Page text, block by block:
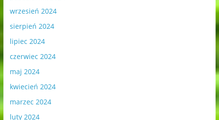
wrzesień 2024
sierpień 2024
lipiec 2024
czerwiec 2024
maj 2024
kwiecień 2024
marzec 2024
luty 2024